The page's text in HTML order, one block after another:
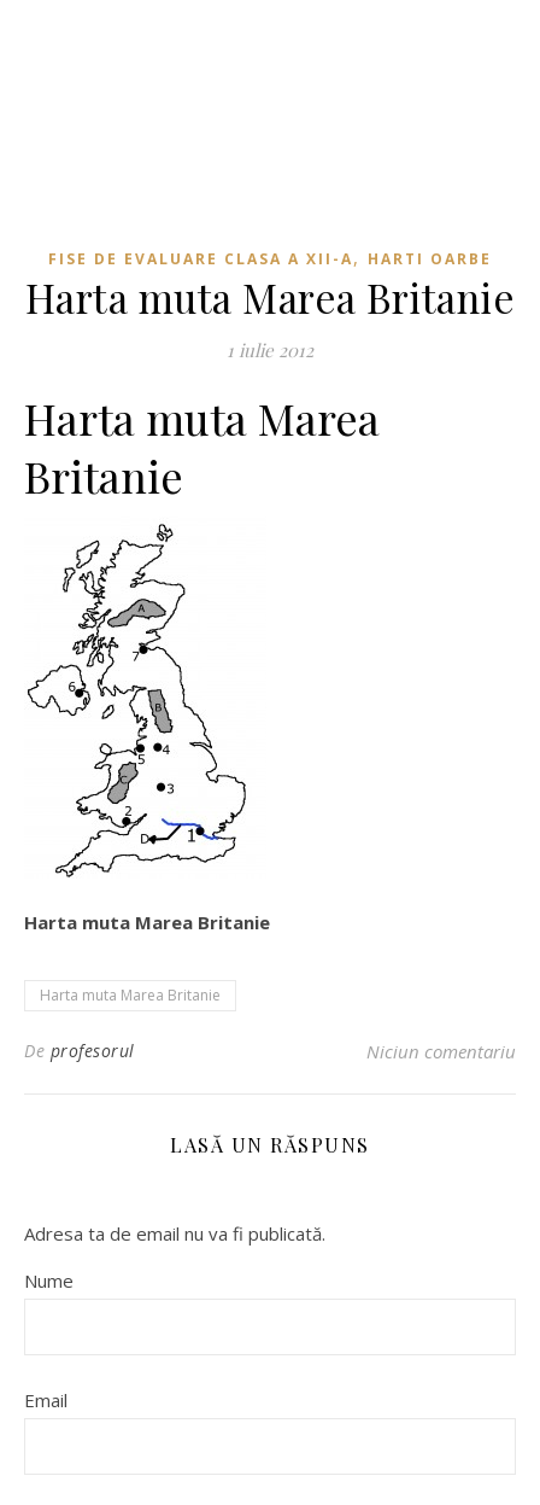
FISE DE EVALUARE CLASA A XII-A, HARTI OARBE
Harta muta Marea Britanie
1 iulie 2012
Harta muta Marea
Britanie
Harta muta Marea Britanie
Harta muta Marea Britanie
De profesorul Niciun comentariu
LASĂ UN RĂSPUNS
Adresa ta de email nu va fi publicată.
Nume
Email